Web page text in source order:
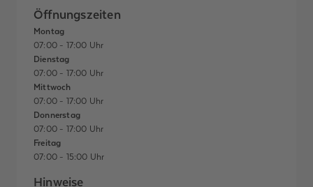
Öffnungszeiten
Montag
07:00 - 17:00 Uhr
Dienstag
07:00 - 17:00 Uhr
Mittwoch
07:00 - 17:00 Uhr
Donnerstag
07:00 - 17:00 Uhr
Freitag
07:00 - 15:00 Uhr
Hinweise